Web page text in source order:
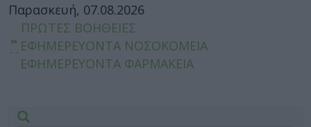
Παρασκευή, 07.08.2026
ΠΡΩΤΕΣ ΒΟΗΘΕΙΕΣ
ΕΦΗΜΕΡΕΥΟΝΤΑ ΝΟΣΟΚΟΜΕΙΑ
ΕΦΗΜΕΡΕΥΟΝΤΑ ΦΑΡΜΑΚΕΙΑ